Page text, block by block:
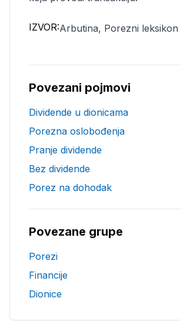
IZVOR:Arbutina, Porezni leksikon
Povezani pojmovi
Dividende u dionicama
Porezna oslobođenja
Pranje dividende
Bez dividende
Porez na dohodak
Povezane grupe
Porezi
Financije
Dionice